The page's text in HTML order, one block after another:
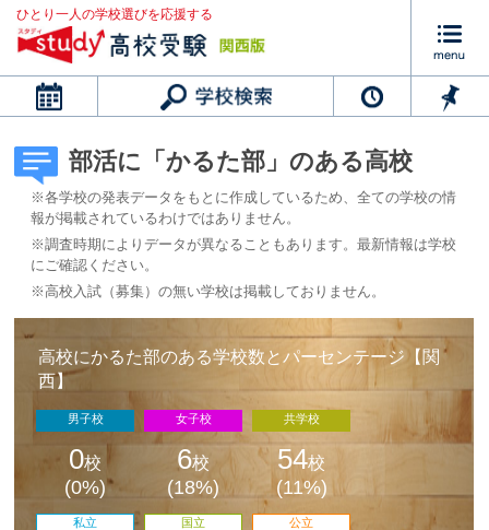
ひとり一人の学校選びを応援する
カレンダー
部活に「かるた部」のある高校
※各学校の発表データをもとに作成しているため、全ての学校の情
報が掲載されているわけではありません。
※調査時期によりデータが異なることもあります。最新情報は学校
にご確認ください。
※高校入試（募集）の無い学校は掲載しておりません。
高校にかるた部のある学校数とパーセンテージ【関
西】
男子校
0校
(0%)
女子校
6校
(18%)
共学校
54校
(11%)
私立 国立 公立